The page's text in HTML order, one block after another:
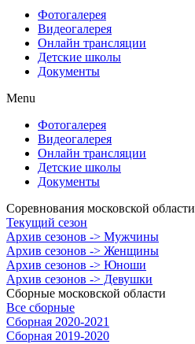
Фотогалерея
Видеогалерея
Онлайн трансляции
Детские школы
Документы
Menu
Фотогалерея
Видеогалерея
Онлайн трансляции
Детские школы
Документы
Соревнования московской области
Текущий сезон
Архив сезонов -> Мужчины
Архив сезонов -> Женщины
Архив сезонов -> Юноши
Архив сезонов -> Девушки
Сборные московской области
Все сборные
Сборная 2020-2021
Сборная 2019-2020